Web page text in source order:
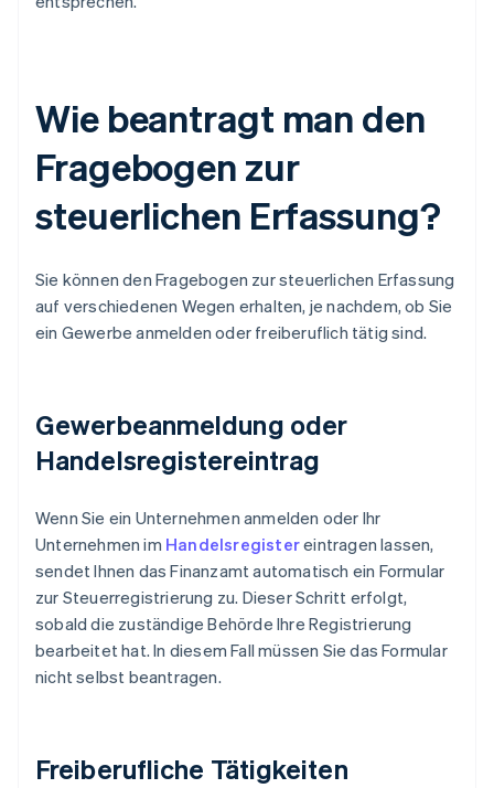
Wie beantragt man den
Fragebogen zur
steuerlichen Erfassung?
Sie können den Fragebogen zur steuerlichen Erfassung
auf verschiedenen Wegen erhalten, je nachdem, ob Sie
ein Gewerbe anmelden oder freiberuflich tätig sind.
Gewerbeanmeldung oder
Handelsregistereintrag
Wenn Sie ein Unternehmen anmelden oder Ihr
Unternehmen im Handelsregistereintragen lassen,
sendet Ihnen das Finanzamt automatisch ein Formular
zur Steuerregistrierung zu. Dieser Schritt erfolgt,
sobald die zuständige Behörde Ihre Registrierung
bearbeitet hat. In diesem Fall müssen Sie das Formular
nicht selbst beantragen.
Freiberufliche Tätigkeiten